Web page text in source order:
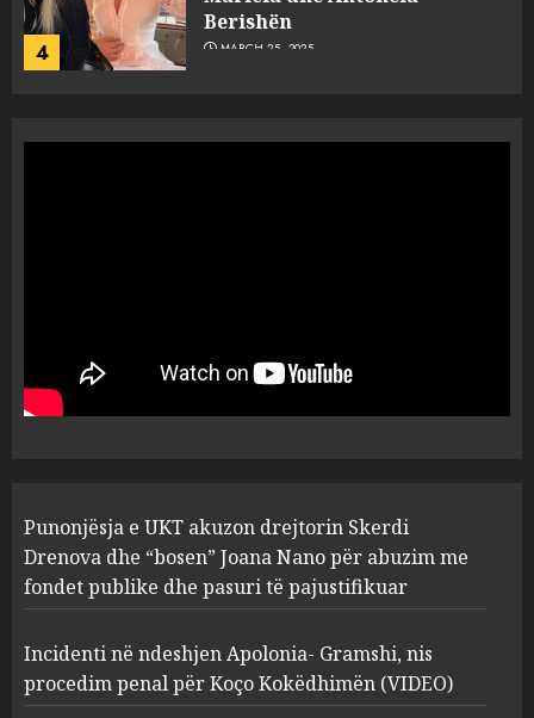
4
Berishën
MARCH 25, 2025
1
“bosen” Joana Nano për
abuzim me fondet publike dhe
pasuri të pajustifikuar
2
Apolonia- Gramshi, nis
procedim penal për Koço
Kokëdhimën (VIDEO)
MARCH 27, 2025
FOTO/ Persona të maskuar
Punonjësja e UKT akuzon drejtorin Skerdi
Drenova dhe “bosen” Joana Nano për abuzim me
fondet publike dhe pasuri të pajustifikuar
Incidenti në ndeshjen Apolonia- Gramshi, nis
procedim penal për Koço Kokëdhimën (VIDEO)